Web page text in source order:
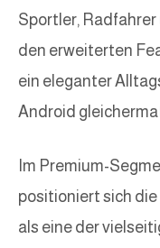
Sportler,
den erweiterten
ein eleganter
Android
Im Premium-
positioniert sich die
als eine der